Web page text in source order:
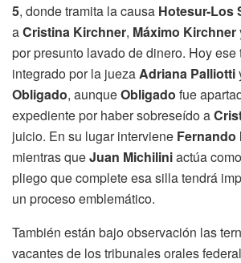
5, donde tramita la causa Hotesur-Los
aCristina Kirchner, Máximo Kirchner
por presunto lavado de dinero. Hoy ese
integrado por la juezaAdriana Palliotti
Obligado, aunqueObligado fue
expediente por haber sobreseído a
juicio. En su lugar interviene Fernando
mientras queJuan Michiliniactúa
pliego que complete esa silla tendrá
un proceso emblemático.
También están bajo observación las
vacantes de los tribunales orales